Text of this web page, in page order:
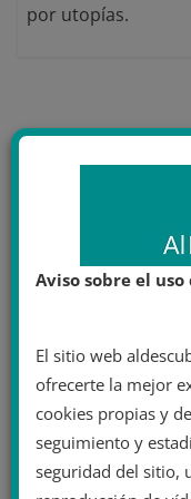
por utopías.
También
Elecciones en
Aviso sobre el uso
El sitio web
ofrecerte la mejor
cookies propias y
seguimiento y
seguridad del sitio,